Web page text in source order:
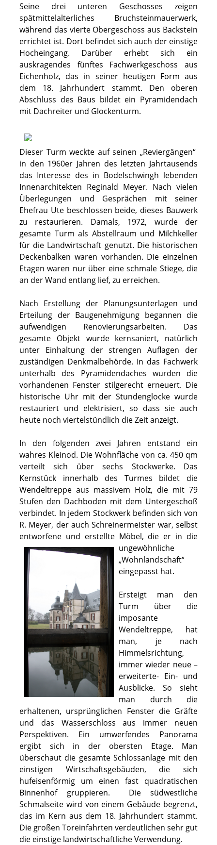
Seine drei unteren Geschosses zeigen
spätmittelalterliches Bruchsteinmauerwerk,
während das vierte Obergeschoss aus Backstein
errichtet ist. Dort befindet sich auch der einstige
Hocheingang. Darüber erhebt sich ein
auskragendes fünftes Fachwerkgeschoss aus
Eichenholz, das in seiner heutigen Form aus
dem 18. Jahrhundert stammt. Den oberen
Abschluss des Baus bildet ein Pyramidendach
mit Dachreiter und Glockenturm.
Dieser Turm weckte auf seinen „Reviergängen“
in den 1960er Jahren des letzten Jahrtausends
das Interesse des in Bodelschwingh lebenden
Innenarchitekten Reginald Meyer. Nach vielen
Überlegungen und Gesprächen mit seiner
Ehefrau Ute beschlossen beide, dieses Bauwerk
zu restaurieren. Damals, 1972, wurde der
gesamte Turm als Abstellraum und Milchkeller
für die Landwirtschaft genutzt. Die historischen
Deckenbalken waren vorhanden. Die einzelnen
Etagen waren nur über eine schmale Stiege, die
an der Wand entlang lief, zu erreichen.
Nach Erstellung der Planungsunterlagen und
Erteilung der Baugenehmigung begannen die
aufwendigen Renovierungsarbeiten. Das
gesamte Objekt wurde kernsaniert, natürlich
unter Einhaltung der strengen Auflagen der
zuständigen Denkmalbehörde. In das Fachwerk
unterhalb des Pyramidendaches wurden die
vorhandenen Fenster stilgerecht erneuert. Die
historische Uhr mit der Stundenglocke wurde
restauriert und elektrisiert, so dass sie auch
heute noch viertelstündlich die Zeit anzeigt.
In den folgenden zwei Jahren entstand ein
wahres Kleinod. Die Wohnfläche von ca. 450 qm
verteilt sich über sechs Stockwerke. Das
Kernstück innerhalb des Turmes bildet die
Wendeltreppe aus massivem Holz, die mit 79
Stufen den Dachboden mit dem Untergeschoß
verbindet. In jedem Stockwerk befinden sich von
R. Meyer, der auch Schreinermeister war, selbst
entworfene und erstellte Möbel, die er in die
ungewöhnliche
„Wohnlandschaft“
eingepasst hat.
Ersteigt man den
Turm über die
imposante
Wendeltreppe, hat
man, je nach
Himmelsrichtung,
immer wieder neue –
erweiterte- Ein- und
Ausblicke. So sieht
man durch die
erhaltenen, ursprünglichen Fenster die Gräfte
und das Wasserschloss aus immer neuen
Perspektiven. Ein umwerfendes Panorama
ergibt sich in der obersten Etage. Man
überschaut die gesamte Schlossanlage mit den
einstigen Wirtschaftsgebäuden, die sich
hufeisenförmig um einen fast quadratischen
Binnenhof gruppieren. Die südwestliche
Schmalseite wird von einem Gebäude begrenzt,
das im Kern aus dem 18. Jahrhundert stammt.
Die großen Toreinfahrten verdeutlichen sehr gut
die einstige landwirtschaftliche Verwendung.